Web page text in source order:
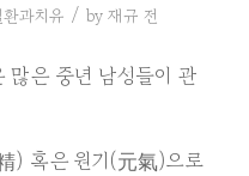
환과치유 / by 재규 전
많은 중년 남성들이 관
) 혹은 원기(元氣)으로